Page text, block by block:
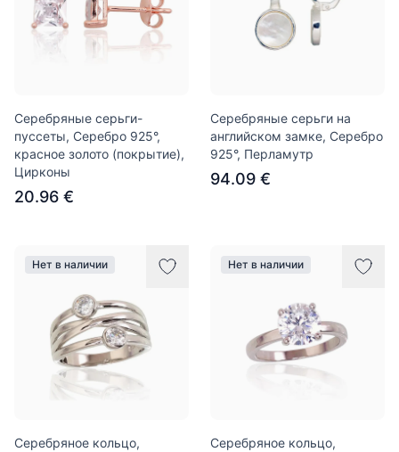
Серебряные серьги-
пуссеты, Серебро 925°,
красное золото (покрытие),
Цирконы
20.96 €
Серебряные серьги на
английском замке, Серебро
925°, Перламутр
94.09 €
Нет в наличии
Серебряное кольцо,
Нет в наличии
Серебряное кольцо,